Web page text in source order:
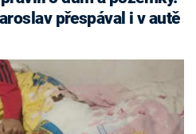
přespával i v autě